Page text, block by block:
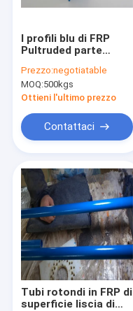
I profili blu di FRP
Pultruded parte
Prezzo:negotiatable
MOQ:500kgs
Ottieni l'ultimo prezzo
Contattaci
Tubi rotondi in FRP di
superficie liscia di